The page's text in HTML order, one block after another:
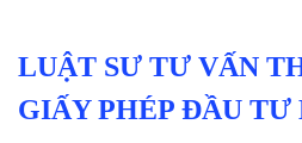
BẬT
LUẬT SƯ TƯ VẤN
GIẤY PHÉP ĐẦU